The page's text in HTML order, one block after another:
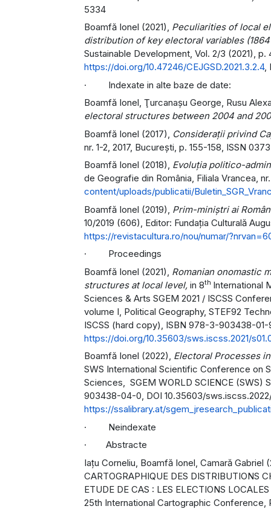
5334
Boamfă Ionel (2021), Peculiarities of local
distribution of key electoral variables
Sustainable Development, Vol. 2/3 (2021), p.
https://doi.org/10.47246/CEJGSD.2021.3.2.4,
· Indexate in alte baze de date:
Boamfă Ionel, Ţurcanaşu George, Rusu
electoral structures between 2004 and
Boamfă Ionel (2017),
Considerații privind
nr. 1-2, 2017, Bucureşti, p. 155-158, ISSN
Boamfă Ionel (2018), Evoluția politico-
de Geografie din România, Filiala Vrancea,
content/uploads/publicatii/
Boamfă Ionel (2019), Prim-miniștri ai
10/2019 (606), Editor: Fundația Culturală
https://revistacultura.ro/nou/numar/
· Proceedings
Boamfă Ionel (2021), Romanian onomastic
structures at local level, in 8th International
Sciences & Arts SGEM 2021 / ISCSS
volume I, Political Geography, STEF92
ISCSS (hard copy), ISBN 978-3-903438-01-
https://doi.org/10.35603/sws.iscss.2021/
Boamfă Ionel (2022), Electoral Processes
SWS International Scientific Conference on
Sciences, SGEM WORLD SCIENCE (SWS)
903438-04-0, DOI 10.35603/
https://ssalibrary.at/
· Neindexate
· Abstracte
Iațu Corneliu, Boamfă Ionel, Camară Gabriel
CARTOGRAPHIQUE DES DISTRIBUTIONS
ETUDE DE CAS : LES ELECTIONS
25th International Cartographic Conference,